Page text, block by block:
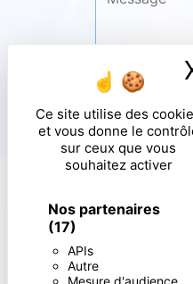
Ce site utilise des
et vous donne le
sur ceux que vous
souhaitez activer
Nos partenaires
(17)
APIs
Autre
Mesure d'audience
Combien font
En